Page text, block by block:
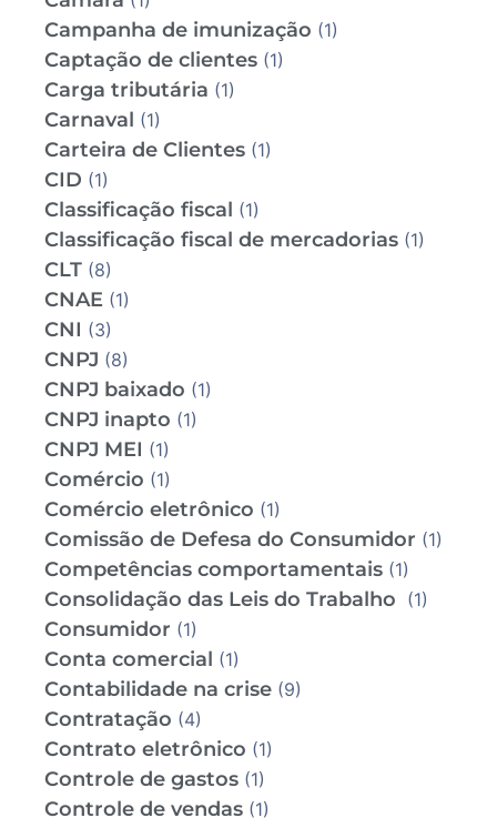
Campanha de imunização (1)
Captação de clientes (1)
Carga tributária (1)
Carnaval (1)
Carteira de Clientes (1)
CID (1)
Classificação fiscal (1)
Classificação fiscal de mercadorias (1)
CLT (8)
CNAE (1)
CNI (3)
CNPJ (8)
CNPJ baixado (1)
CNPJ inapto (1)
CNPJ MEI (1)
Comércio (1)
Comércio eletrônico (1)
Comissão de Defesa do Consumidor (1)
Competências comportamentais (1)
Consolidação das Leis do Trabalho (1)
Consumidor (1)
Conta comercial (1)
Contabilidade na crise (9)
Contratação (4)
Contrato eletrônico (1)
Controle de gastos (1)
Controle de vendas (1)